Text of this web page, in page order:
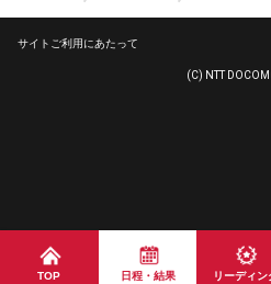
TOP 日程・結果 リーディン
サイトご利用にあたって
(C) NTT